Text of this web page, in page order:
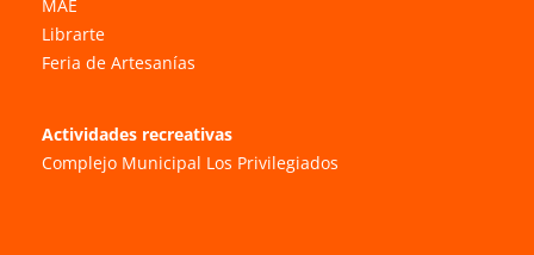
MAE
Librarte
Feria de Artesanías
Actividades recreativas
Complejo Municipal Los Privilegiados